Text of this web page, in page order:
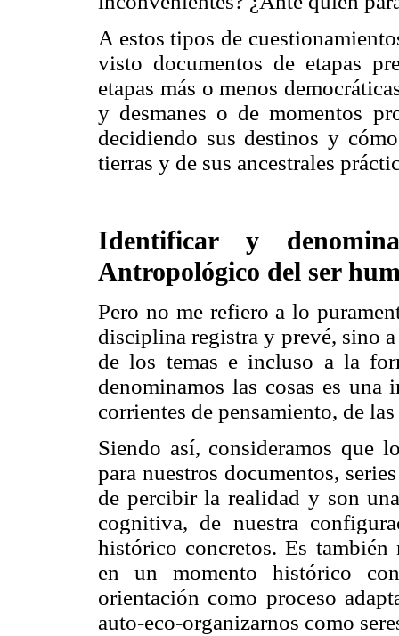
A estos tipos de
visto documentos de etapas
etapas más o menos
y desmanes o de momentos
decidiendo sus destinos y
tierras y de sus ancestrales
Identificar y
Antropológico del ser
Pero no me refiero a lo
disciplina registra y prevé, sino
de los temas e incluso a la
denominamos las cosas es
corrientes de pensamiento, de
Siendo así, consideramos que
para nuestros documentos,
de percibir la realidad y son
cognitiva, de nuestra
histórico concretos. Es también
en un momento histórico
orientación como proceso
auto-eco-organizarnos como